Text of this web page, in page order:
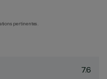
pertinentes.
7.6